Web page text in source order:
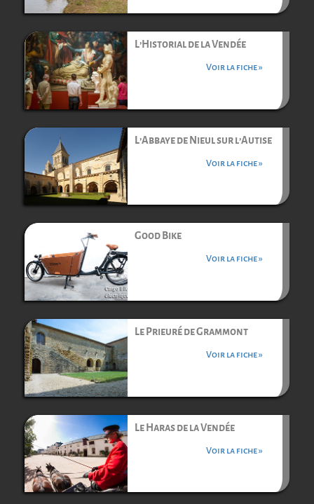
L’Historial de la Vendée
Voir la fiche »
L’Abbaye de Nieul sur l’Autise
Voir la fiche »
Good Bike
Voir la fiche »
Le Prieuré de Grammont
Voir la fiche »
Le Haras de la Vendée
Voir la fiche »